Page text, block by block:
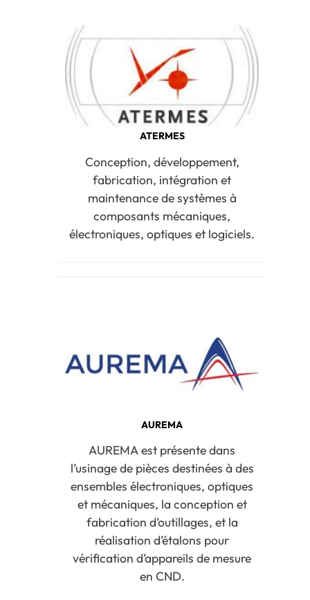
ATERMES
Conception, développement,
fabrication, intégration et
maintenance de systèmes à
composants mécaniques,
électroniques, optiques et logiciels.
AUREMA
AUREMA est présente dans
l’usinage de pièces destinées à des
ensembles électroniques, optiques
et mécaniques, la conception et
fabrication d’outillages, et la
réalisation d’étalons pour
vérification d’appareils de mesure
en CND.